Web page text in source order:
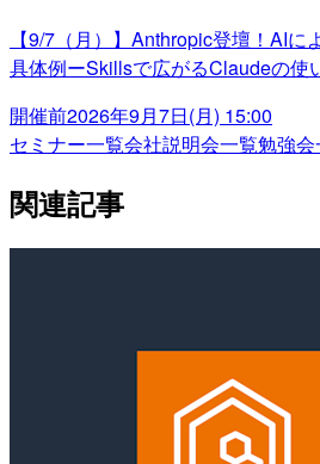
【9/7（月）】Anthropic登壇！AI
具体例ーSkillsで広がるClaudeの使
開催前2026年9月7日(月) 15:00
セミナー一覧会社説明会一覧勉強会
関連記事